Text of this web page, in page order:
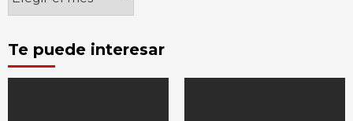
Te puede interesar